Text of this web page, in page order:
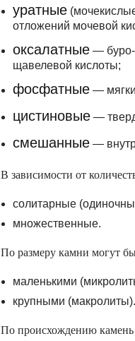
уратные
отложений мочевой
оксалатные — буро-
щавелевой кислоты;
фосфатные —
цистиновые —
смешанные —
В зависимости от
солитарные
множественные.
По размеру камни могут
маленькими
крупными (макролиты).
По происхождению